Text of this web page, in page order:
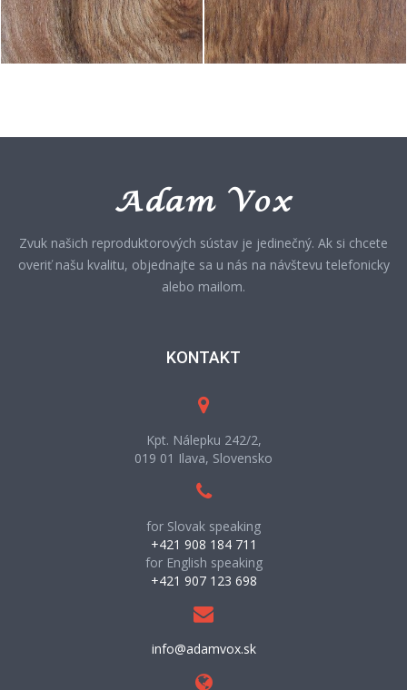
Zvuk našich reproduktorových sústav je jedinečný. Ak si chcete
overiť našu kvalitu, objednajte sa u nás na návštevu telefonicky
alebo mailom.
KONTAKT
Kpt. Nálepku 242/2,
019 01 Ilava, Slovensko
for Slovak speaking
+421 908 184 711
for English speaking
+421 907 123 698
info@adamvox.sk